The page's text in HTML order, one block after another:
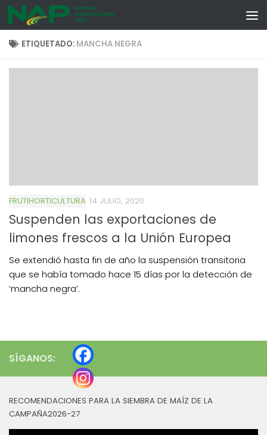
Skip to content
ETIQUETADO: MANCHA NEGRA
FRUTIHORTICULTURA 14 JULIO, 2020
Suspenden las exportaciones de
limones frescos a la Unión Europea
Se extendió hasta fin de año la suspensión transitoria
que se había tomado hace 15 días por la detección de
‘mancha negra’.
SÍGANOS:
RECOMENDACIONES PARA LA SIEMBRA DE MAÍZ DE LA
CAMPAÑA2026-27